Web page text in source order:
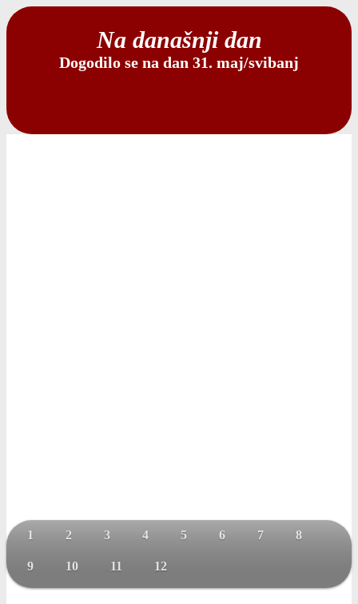
Na današnji dan
Dogodilo se na dan 31. maj/svibanj
1 2 3 4 5 6 7 8
9 10 11 12